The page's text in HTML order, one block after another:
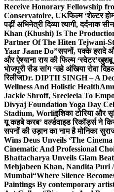
Receive Honorary Fellowship
Conservatoire, UKफिल्म ‘शेल्टर
पड़ीं अभिनेत्री दिव्या त्यागी, दर्दनाक
Khan (Khushi) Is The
Partner Of The Hiten Tejwani-
Yaar Jaane Do”सपनों, पक्के इरादे
और ऐश्याना राय की फिल्म ‘स्वेटर’खुशबू
भोजपुरी सैड सांग ‘उहे अंखिया रोवा
रिलीजDr. DIPTII SINGH – A
Wellness And Holistic Health
Jackie Shroff, Sreeleela To
Divyaj Foundation Yoga Day
Stadium, Worliइशिका टोरिया और
यू कहबे करब’ वर्ल्डवाइड रिकॉर्ड्स ने
सपनों की उड़ान का नाम है मोनिका
Wins Deus Unveils ‘The
Cinematic And Professional
Bhattacharya Unveils Glam
Mehjabeen Khan, Nandita Puri
Mumbai“Where Silence
Paintings By contemporary